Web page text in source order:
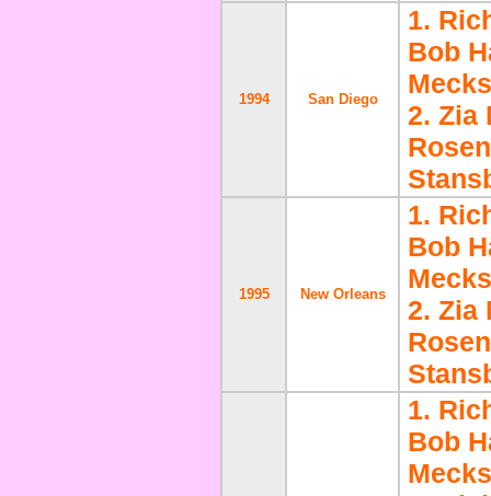
1994 San Diego
1.
Bob
2. Zia
1995 New Orleans
1.
Bob
2. Zia
1.
Bob